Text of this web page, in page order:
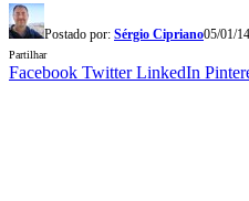
Postado por: Sérgio Cipriano05/01/
Partilhar
Facebook Twitter LinkedIn